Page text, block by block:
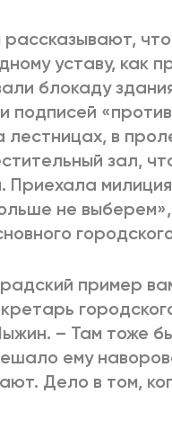
уставу, как
блокаду
подписей
лестницах, в
зал,
Приехала
не
пример
– Там тоже
ему
Дело в том,